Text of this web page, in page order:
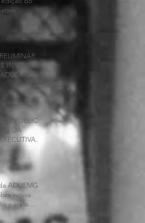
INSCRITAS
PÚBLICO
DA
– Seção
ADUEMG
nossa
para o